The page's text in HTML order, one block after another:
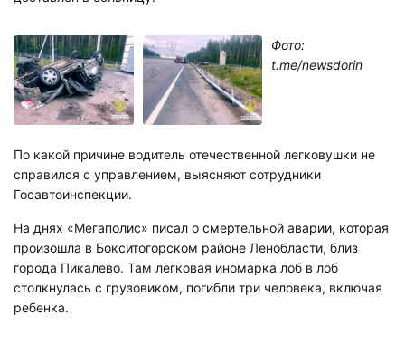
Фото:
t.me/newsdorin
По какой причине водитель отечественной легковушки не
справился с управлением, выясняют сотрудники
Госавтоинспекции.
На днях «Мегаполис» писал о смертельной аварии, которая
произошла в Бокситогорском районе Ленобласти, близ
города Пикалево. Там легковая иномарка лоб в лоб
столкнулась с грузовиком, погибли три человека, включая
ребенка.